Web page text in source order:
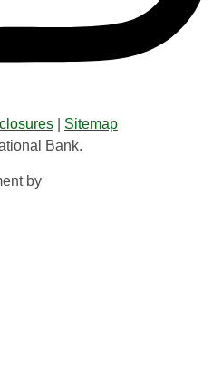
Sitemap
Bank.
by